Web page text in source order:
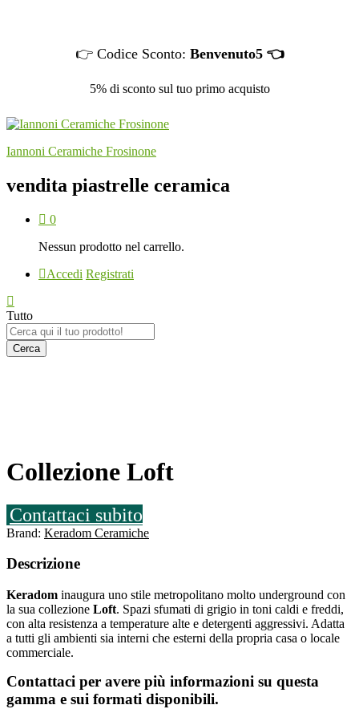
👉 Codice Sconto: Benvenuto5 👈
5% di sconto sul tuo primo acquisto
Iannoni Ceramiche Frosinone
vendita piastrelle ceramica
0
Nessun prodotto nel carrello.
Accedi Registrati
Tutto
Cerca
Collezione Loft
Contattaci subito
Brand: Keradom Ceramiche
Descrizione
Keradom inaugura uno stile metropolitano molto underground con
la sua collezione Loft. Spazi sfumati di grigio in toni caldi e freddi,
con alta resistenza a temperature alte e detergenti aggressivi. Adatta
a tutti gli ambienti sia interni che esterni della propria casa o locale
commerciale.
Contattaci per avere più informazioni su questa
gamma e sui formati disponibili.